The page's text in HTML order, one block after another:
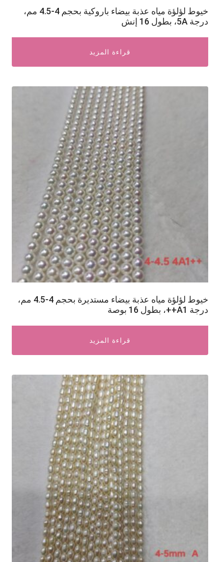
خيوط لؤلؤة مياه عذبة بيضاء باروكية بحجم 4-4.5 مم،
درجة 5A، بطول 16 إنش
قراءة المزيد
خيوط لؤلؤة مياه عذبة بيضاء مستديرة بحجم 4-4.5 مم،
درجة A1++، بطول 16 بوصة
قراءة المزيد